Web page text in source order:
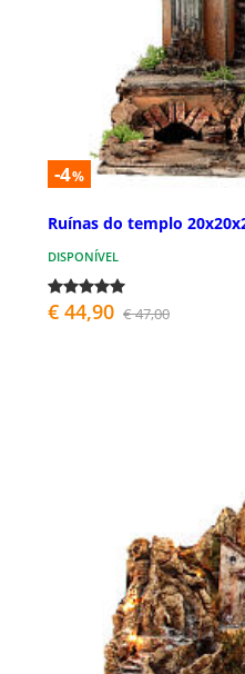
-4%
Ruínas do templo
DISPONÍVEL
€ 44,90 € 47,00